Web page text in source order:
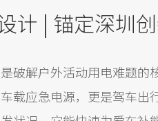
破解户外活动用电难题的
载应急电源，更是驾车